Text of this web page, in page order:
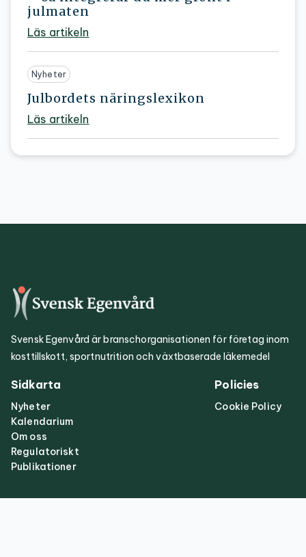
julmaten
Läs artikeln
Julbordets näringslexikon
Nyheter
Läs artikeln
Svensk Egenvård är branschorganisationen för företag inom
kosttillskott, sportnutrition och växtbaserade läkemedel
Sidkarta
Nyheter
Kalendarium
Om oss
Regulatoriskt
Publikationer
Policies
Cookie Policy